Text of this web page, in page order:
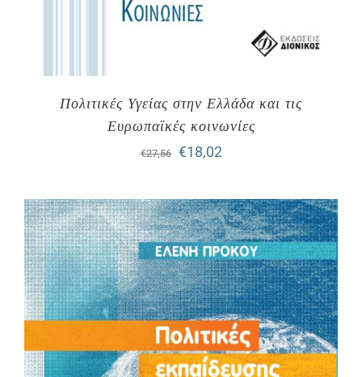
Πολιτικές Υγείας στην Ελλάδα και τις
Ευρωπαϊκές κοινωνίες
€27,56
Original
was:
€27,56.
€18,02Η
τιμή
είναι:
€18,02.